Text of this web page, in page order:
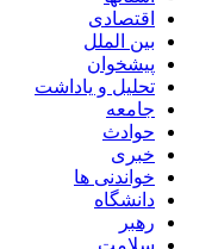
اقتصادی
بین الملل
پیشخوان
تحلیل و یاداشت
جامعه
حوادث
خبری
خواندنی ها
دانشگاه
رهبر
سلامت